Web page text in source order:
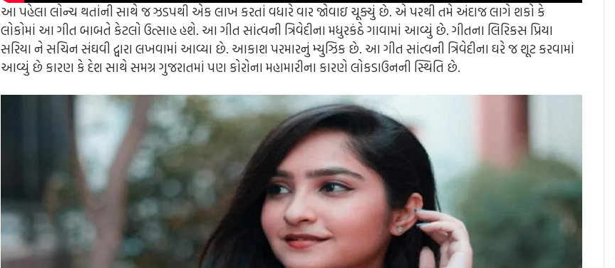
આ પહેલા લોન્ચ થતાંની સાથે જ ઝડપથી એક લાખ કરતાં વધારે વાર જોવાઇ ચૂક્યું છે. એ પરથી તમે અંદાજ લાગે શકો કે
લોકોમાં આ ગીત બાબતે કેટલો ઉત્સાહ હશે. આ ગીત સાંત્વની ત્રિવેદીના મધુરકંઠે ગાવામાં આવ્યું છે. ગીતના લિરિકસ પ્રિયા
સરિયા ને સચિન સંઘવી દ્વારા લખવામાં આવ્યા છે. આકાશ પરમારનું મ્યુઝિક છે. આ ગીત સાંત્વની ત્રિવેદીના ઘરે જ શૂટ કરવામાં
આવ્યું છે કારણ કે દેશ સાથે સમગ્ર ગુજરાતમાં પણ કોરોના મહામારીના કારણે લોકડાઉનની સ્થિતિ છે.